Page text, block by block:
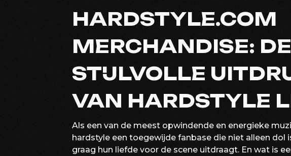
HARDSTYLE.COM
MERCHANDISE:
STIJLVOLLE
VAN HARDSTYLE
Als een van de meest opwindende en energieke
hardstyle een toegewijde fanbase die niet alleen dol
graag hun liefde voor de scene uitdraagt. En wat is